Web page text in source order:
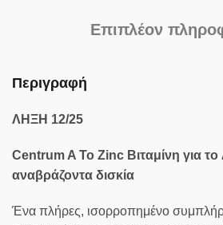
Επιπλέον
Περιγραφή
ΛΗΞΗ 12/25
Centrum A To Zinc Βιταμίνη για
αναβράζοντα δισκία
Ένα πλήρες, ισορροπημένο